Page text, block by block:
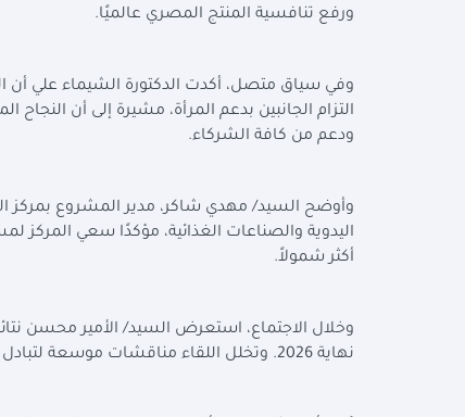
ورفع تنافسية المنتج المصري عالميًا.
وفي سياق متصل، أكدت الدكتورة الشيماء علي أن
التزام الجانبين بدعم المرأة، مشيرة إلى أن النجاح
ودعم من كافة الشركاء.
وأوضح السيد/ مهدي شاكر، مدير المشروع بمركز
اليدوية والصناعات الغذائية، مؤكدًا سعي المركز
أكثر شمولاً.
وخلال الاجتماع، استعرض السيد/ الأمير محسن
نهاية 2026. وتخلل اللقاء مناقشات موسعة لتبادل الرؤى حول آليات تسريع التنفيذ خلال المرحلة المقبلة.